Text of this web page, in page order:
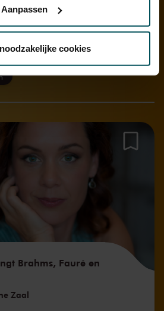
op onze website kunt u uw
32 derden
Aanpassen
cookies
Brahms, Fauré en
Zaal